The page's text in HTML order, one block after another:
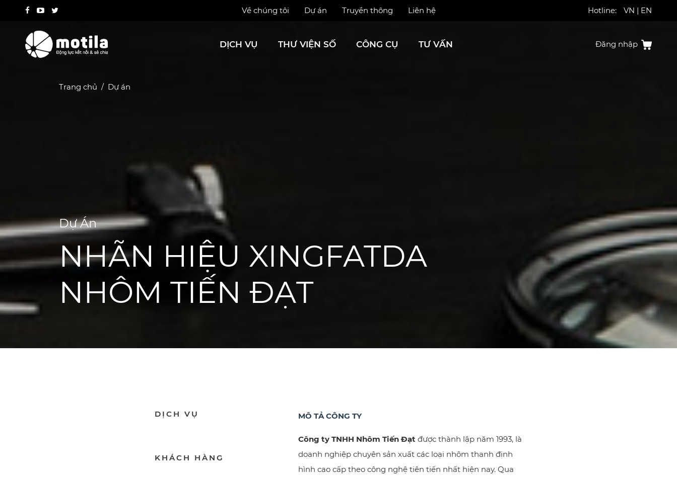
Về chúng tôi Dự án Truyền thông Liên hệ Hotline: VN | EN
DỊCH VỤ THƯ VIỆN SỐ CÔNG CỤ TƯ VẤN Đăng nhập
Trang chủ Dự án
Dự Án
NHÃN HIỆU XINGFATDA
NHÔM TIẾN ĐẠT
DỊCH VỤ
KHÁCH HÀNG
MÔ TẢ CÔNG TY
Công ty TNHH Nhôm Tiến Đạt được thành lập năm 1993, là
doanh nghiệp chuyên sản xuất các loại nhôm thanh định
hình cao cấp theo công nghệ tiên tiến nhất hiện nay. Qua